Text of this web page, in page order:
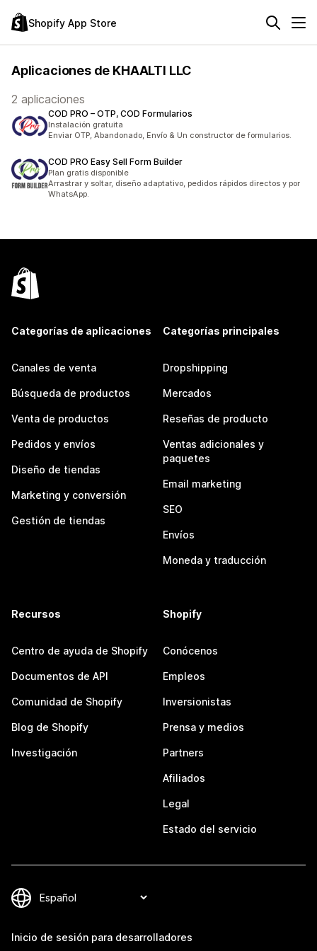
Shopify App Store
Aplicaciones de KHAALTI LLC
2 aplicaciones
COD PRO – OTP, COD Formularios
Instalación gratuita
Enviar OTP, Abandonado, Envío & Un constructor de formularios.
COD PRO Easy Sell Form Builder
Plan gratis disponible
Arrastrar y soltar, diseño adaptativo, pedidos rápidos directos y por
WhatsApp.
Categorías de aplicaciones
Canales de venta
Búsqueda de productos
Venta de productos
Pedidos y envíos
Diseño de tiendas
Marketing y conversión
Gestión de tiendas
Categorías principales
Dropshipping
Mercados
Reseñas de producto
Ventas adicionales y
paquetes
Email marketing
SEO
Envíos
Moneda y traducción
Recursos
Centro de ayuda de Shopify
Documentos de API
Comunidad de Shopify
Blog de Shopify
Investigación
Shopify
Conócenos
Empleos
Inversionistas
Prensa y medios
Partners
Afiliados
Legal
Estado del servicio
Inicio de sesión para desarrolladores